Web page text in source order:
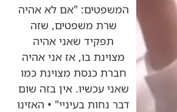
המשפטים: "אם לא אהיה
שרת משפטים, שזה
תפקיד שאני אהיה
מצוינת בו, אז אני אהיה
חברת כנסת מצוינת כמו
שאני עכשיו. אין בזה שום
דבר נחות בעיניי" • האזינו